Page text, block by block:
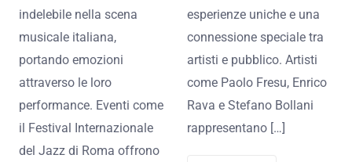
indelebile nella scena
musicale italiana,
portando emozioni
attraverso le loro
performance. Eventi come
il Festival Internazionale
del Jazz di Roma offrono
esperienze uniche e una
connessione speciale tra
artisti e pubblico. Artisti
come Paolo Fresu, Enrico
Rava e Stefano Bollani
rappresentano […]